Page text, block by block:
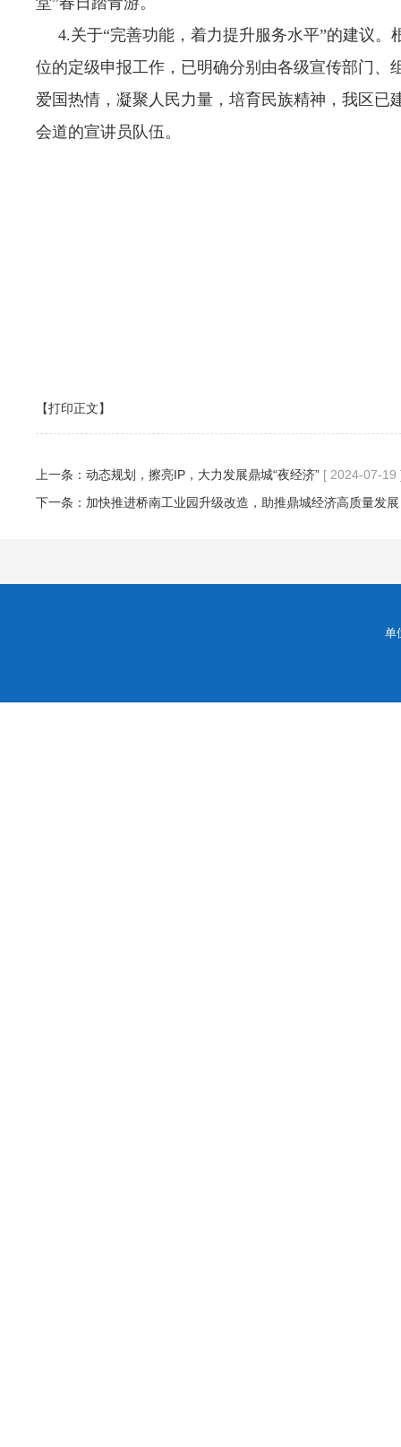
4.关于“完善功能，着力提升服务水平”的建议。
位的定级申报工作，已明确分别由各级宣传部门
爱国热情，凝聚人民力量，培育民族精神，我区
会道的宣讲员队伍。
【打印正文】
上一条： 动态规划，擦亮IP，大力发展鼎城“夜经济” [ 2024-07-19
下一条： 加快推进桥南工业园升级改造，助推鼎城经济高质量发展
单